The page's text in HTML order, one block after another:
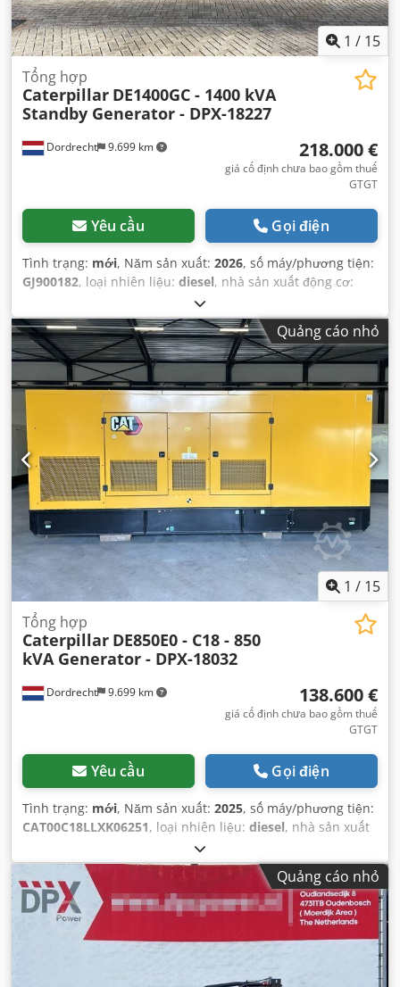
1 / 15
Dordrecht 9.699 km
Tổng hợp
Caterpillar DE1400GC - 1400 kVA
Standby Generator - DPX-18227
218.000 €
giá cố định chưa bao gồm thuế
GTGT
Yêu cầu Gọi điện
Tình trạng: mới, Năm sản xuất: 2026, số máy/phương tiện:
GJ900182, loại nhiên liệu: diesel, nhà sản xuất động cơ:
Quảng cáo nhỏ
1 / 15
Dordrecht 9.699 km
Tổng hợp
Caterpillar DE850E0 - C18 - 850
kVA Generator - DPX-18032
138.600 €
giá cố định chưa bao gồm thuế
GTGT
Yêu cầu Gọi điện
Tình trạng: mới, Năm sản xuất: 2025, số máy/phương tiện:
CAT00C18LLXK06251, loại nhiên liệu: diesel, nhà sản xuất
Quảng cáo nhỏ